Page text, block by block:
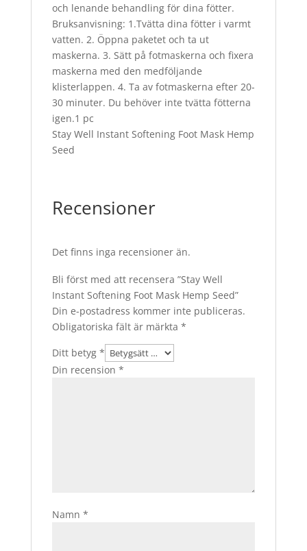
och lenande behandling för dina fötter.
Bruksanvisning: 1.Tvätta dina fötter i varmt
vatten. 2. Öppna paketet och ta ut
maskerna. 3. Sätt på fotmaskerna och fixera
maskerna med den medföljande
klisterlappen. 4. Ta av fotmaskerna efter 20-
30 minuter. Du behöver inte tvätta fötterna
igen.1 pc
Stay Well Instant Softening Foot Mask Hemp
Seed
Recensioner
Det finns inga recensioner än.
Bli först med att recensera ”Stay Well
Instant Softening Foot Mask Hemp Seed”
Din e-postadress kommer inte publiceras.
Obligatoriska fält är märkta *
Ditt betyg *
Din recension *
Namn *